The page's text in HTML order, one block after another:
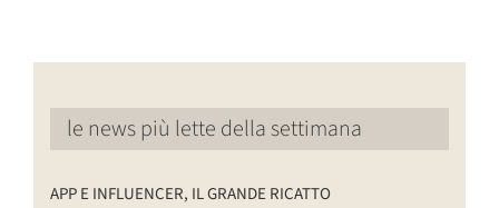
le news più lette della settimana
APP E INFLUENCER, IL GRANDE RICATTO